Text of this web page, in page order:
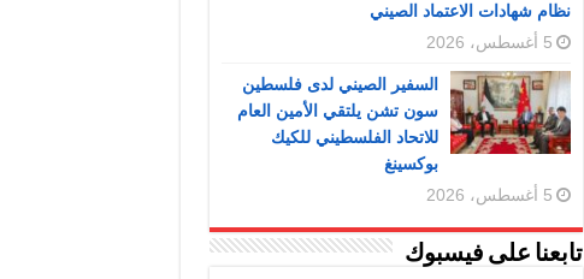
نظام شهادات الاعتماد الصيني
5 أغسطس، 2026
السفير الصيني لدى فلسطين
سون تشن يلتقي الأمين العام
للاتحاد الفلسطيني للكيك
بوكسينغ
5 أغسطس، 2026
تابعنا على فيسبوك